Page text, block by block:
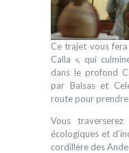
Ce trajet vous
Calla », qui
dans le profond
par Balsas et
route pour
Vous
écologiques et
cordillère des